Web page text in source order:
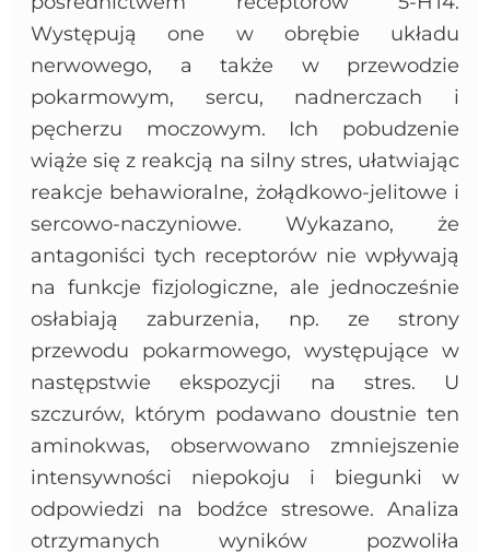
Występują one w obrębie układu
nerwowego, a także w przewodzie
pokarmowym, sercu, nadnerczach i
pęcherzu moczowym. Ich pobudzenie
wiąże się z reakcją na silny stres, ułatwiając
reakcje behawioralne, żołądkowo-jelitowe i
sercowo-naczyniowe. Wykazano, że
antagoniści tych receptorów nie wpływają
na funkcje fizjologiczne, ale jednocześnie
osłabiają zaburzenia, np. ze strony
przewodu pokarmowego, występujące w
następstwie ekspozycji na stres. U
szczurów, którym podawano doustnie ten
aminokwas, obserwowano zmniejszenie
intensywności niepokoju i biegunki w
odpowiedzi na bodźce stresowe. Analiza
otrzymanych wyników pozwoliła